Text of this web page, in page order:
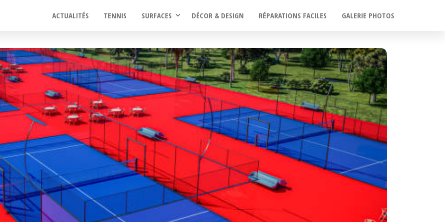
ACTUALITÉS TENNIS SURFACES DÉCOR & DESIGN RÉPARATIONS FACILES GALERIE PHOTOS